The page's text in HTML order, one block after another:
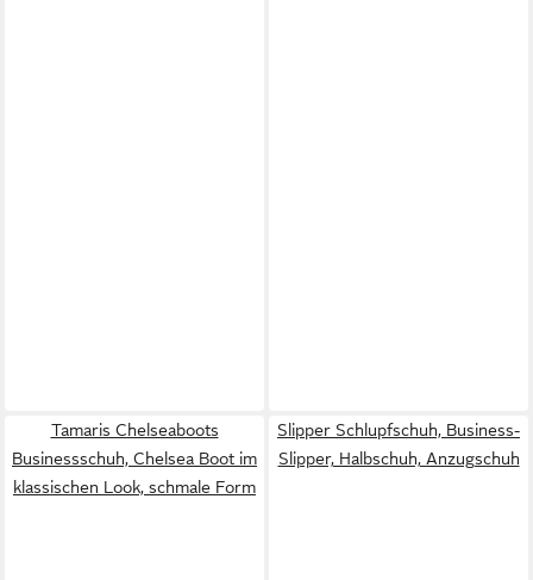
Tamaris Chelseaboots
Businessschuh, Chelsea Boot im
klassischen Look, schmale Form
Slipper Schlupfschuh, Business-
Slipper, Halbschuh, Anzugschuh